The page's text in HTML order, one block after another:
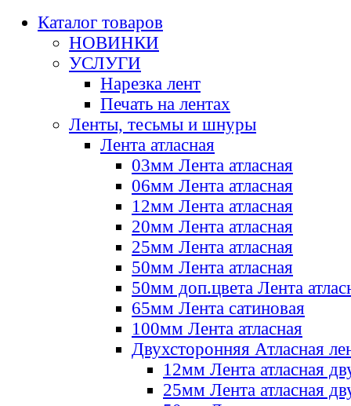
Каталог товаров
НОВИНКИ
УСЛУГИ
Нарезка лент
Печать на лентах
Ленты, тесьмы и шнуры
Лента атласная
03мм Лента атласная
06мм Лента атласная
12мм Лента атласная
20мм Лента атласная
25мм Лента атласная
50мм Лента атласная
50мм доп.цвета Лента
65мм Лента сатиновая
100мм Лента атласная
Двухсторонняя Атласная
12мм Лента атласная
25мм Лента атласная